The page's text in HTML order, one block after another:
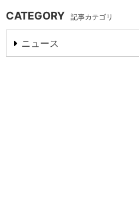
CATEGORY 記事カテゴリ
ニュース